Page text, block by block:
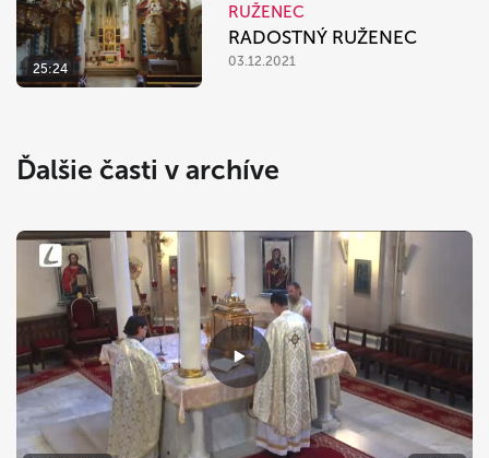
25:24
RUŽENEC
RADOSTNÝ RUŽENEC
03.12.2021
Ďalšie časti v archíve